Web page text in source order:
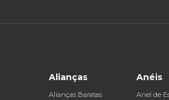
Alianças
Alianças Baratas
Anéis
Anel de